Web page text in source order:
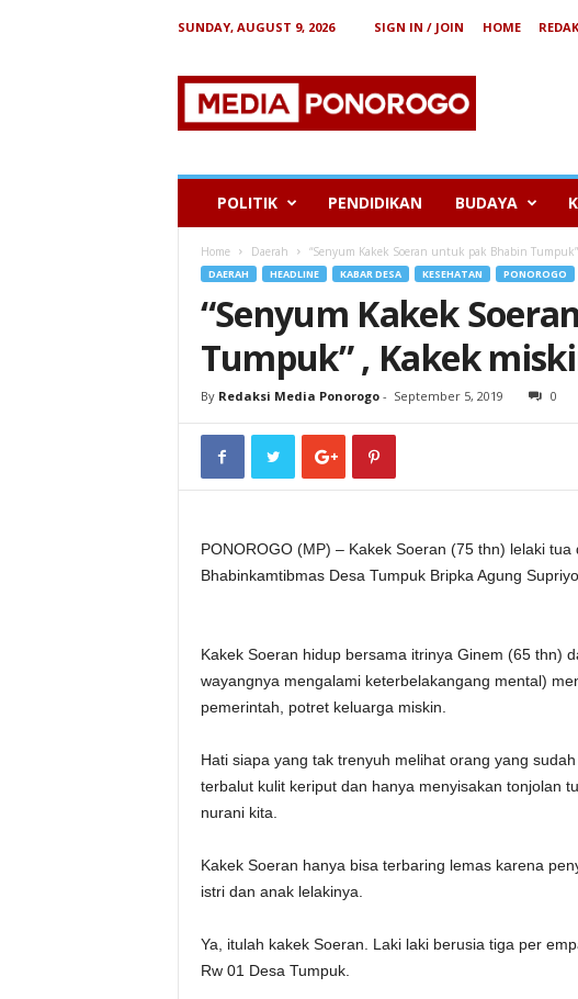
SUNDAY, AUGUST 9, 2026 SIGN IN / JOIN HOME
e
POLITIK PENDIDIKAN BUDAYA
Home Daerah “Senyum Kakek Soeran untuk pak Bhabin
DAERAH HEADLINE KABAR DESA KESEHATAN PONOROGO
“Senyum Kakek
Tumpuk” , Kakek
By Redaksi Media Ponorogo- September 5, 2019 0
PONOROGO (MP) – Kakek Soeran (75 thn) lelaki
Bhabinkamtibmas Desa Tumpuk Bripka Agung
Kakek Soeran hidup bersama itrinya Ginem (65 thn)
wayangnya mengalami keterbelakangang mental)
pemerintah, potret keluarga miskin.
Hati siapa yang tak trenyuh melihat orang yang
terbalut kulit keriput dan hanya menyisakan tonjolan
nurani kita.
Kakek Soeran hanya bisa terbaring lemas karena
istri dan anak lelakinya.
Ya, itulah kakek Soeran. Laki laki berusia tiga per
Rw 01 Desa Tumpuk.